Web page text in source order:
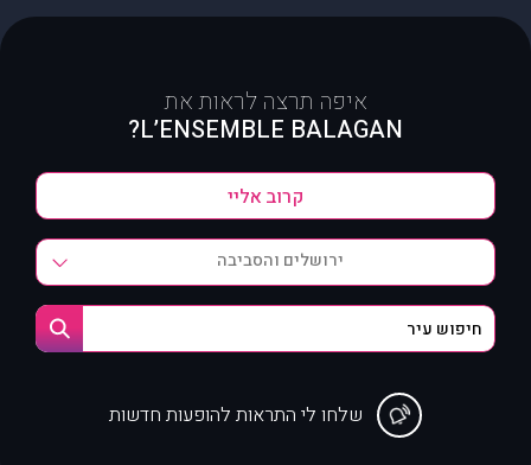
איפה תרצה לראות את
L’ENSEMBLE BALAGAN?
ירושלים והסביבה
שלחו לי התראות להופעות חדשות